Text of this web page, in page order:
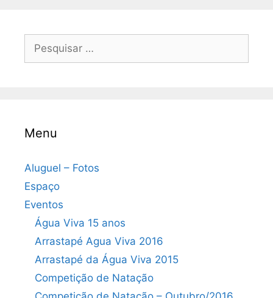
por:
Menu
Aluguel – Fotos
Espaço
Eventos
Água Viva 15 anos
Arrastapé Agua Viva 2016
Arrastapé da Água Viva 2015
Competição de Natação